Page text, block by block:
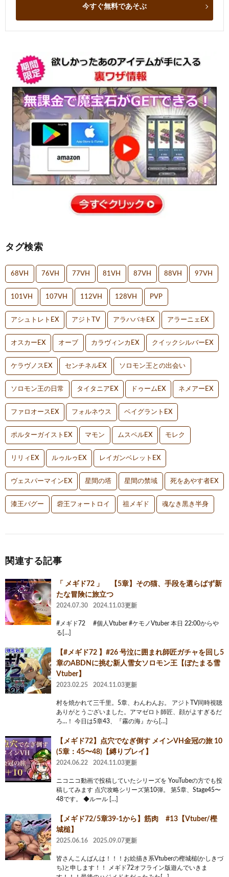
今すぐ無料であそぶ
タグ検索
68VH 76VH 77VH 81VH 87VH 88VH 97VH
101VH 107VH 112VH 128VH PVP
アシュトレトEX アジトTV アラハバキEX アラーニェEX
オスカーEX オーブ カラヴィンカEX クイックシルバーEX
ケラヴノスEX センチネルEX ソロモン王との出会い
ソロモン王の日常 タイタニアEX ドゥームEX ネメアーEX
ファロオースEX フォルネウス ベイグラントEX
ポルターガイストEX マモン ムスペルEX モレク
リリィEX ルゥルゥEX レイガンベレットEX
ヴェスパーマインEX 星間の塔 星間の禁域 死をあやす者EX
漆王バグー 砦王フォートロイ 祖メギド 魂なき黒き半身
関連する記事
「 メギド72 」 【5章】その猫、手段を選らばず新
たな冒険に旅立つ
2024.07.30 2024.11.03更新
#メギド72 #個人Vtuber #ケモノVtuber 本日 22:00からや
る[…]
【#メギド72 】#26 号泣に囲まれ師匠ガチャを回し5
章のABDNに挑む新人雪女ソロモン王【ぼたまる雪
Vtuber】
2023.02.25 2024.11.03更新
村を焼かれて三千里。5章、わんわんお。 アジトTV同時視聴
ありがとうございました。アマゼロト師匠、顔がよすぎるだ
ろ…！ 今日は5章43、『霧の海』から[…]
【メギド72】点穴でなぎ倒す メインVH金冠の旅 10
(5章：45〜48)【縛りプレイ】
2024.06.22 2024.11.03更新
ニコニコ動画で投稿していたシリーズを YouTubeの方でも投
稿してみます 点穴攻略シリーズ第10弾。 第5章、Stage45〜
48です。 ◆ルール […]
【メギド72/5章39-1から】筋肉 #13【Vtuber/樫
城槌】
2025.06.16 2025.09.07更新
皆さんこんばんは！！！お絵描き系Vtuberの樫城槌(かしきづ
ち)と申します！！ メギド72オフライン版遊んでいきま